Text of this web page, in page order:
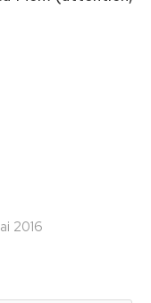
2016